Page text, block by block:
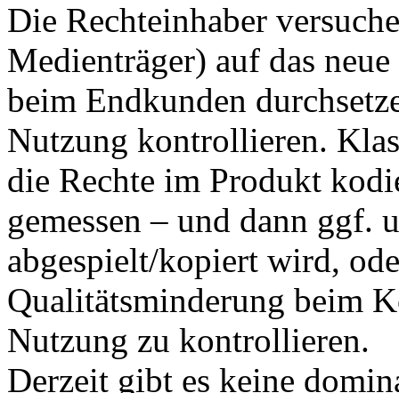
Die Rechteinhaber
Medienträger) auf das
beim Endkunden
Nutzung kontrollieren.
die Rechte im Produkt
gemessen – und dann ggf.
abgespielt/kopiert wird,
Qualitätsminderung beim
Nutzung zu kontrollieren.
Derzeit gibt es keine